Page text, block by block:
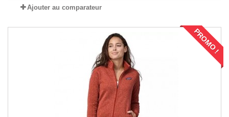
Ajouter au comparateur
PROMO !